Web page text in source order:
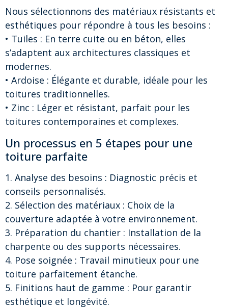
Nous sélectionnons des matériaux résistants et
esthétiques pour répondre à tous les besoins :
• Tuiles : En terre cuite ou en béton, elles
s’adaptent aux architectures classiques et
modernes.
• Ardoise : Élégante et durable, idéale pour les
toitures traditionnelles.
• Zinc : Léger et résistant, parfait pour les
toitures contemporaines et complexes.
Un processus en 5 étapes pour une
toiture parfaite
1. Analyse des besoins : Diagnostic précis et
conseils personnalisés.
2. Sélection des matériaux : Choix de la
couverture adaptée à votre environnement.
3. Préparation du chantier : Installation de la
charpente ou des supports nécessaires.
4. Pose soignée : Travail minutieux pour une
toiture parfaitement étanche.
5. Finitions haut de gamme : Pour garantir
esthétique et longévité.